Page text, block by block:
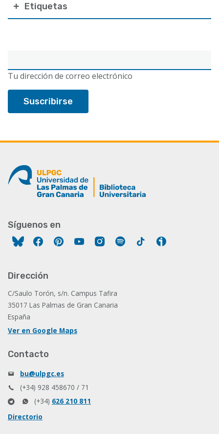
electrónico
Tu dirección de correo electrónico
Etiquetas
Síguenos en
FacebookPinterestYouTubeInstagram
Spotify Tiktok
Dirección
C/Saulo Torón, s/n. Campus Tafira
35017 Las Palmas de Gran Canaria
España
Ver en Google Maps
Contacto
bu@ulpgc.es
(+34) 928 458670 / 71
(+34) 626 210 811
Directorio